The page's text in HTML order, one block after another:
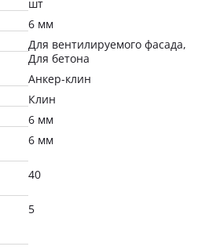
шт
6 мм
Для вентилируемого фасада,
Для бетона
Анкер-клин
Клин
6 мм
6 мм
40
5